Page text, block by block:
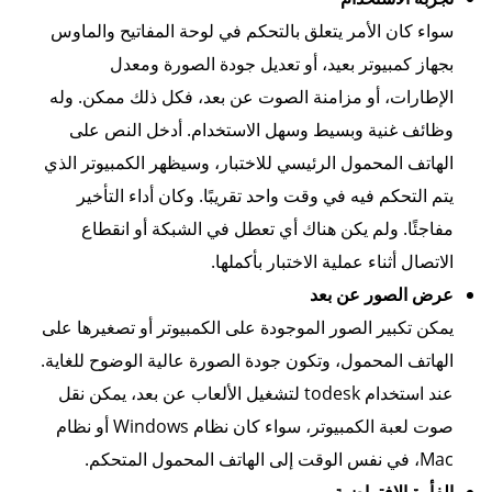
سواء كان الأمر يتعلق بالتحكم في لوحة المفاتيح والماوس
بجهاز كمبيوتر بعيد، أو تعديل جودة الصورة ومعدل
الإطارات، أو مزامنة الصوت عن بعد، فكل ذلك ممكن. وله
وظائف غنية وبسيط وسهل الاستخدام. أدخل النص على
الهاتف المحمول الرئيسي للاختبار، وسيظهر الكمبيوتر الذي
يتم التحكم فيه في وقت واحد تقريبًا. وكان أداء التأخير
مفاجئًا. ولم يكن هناك أي تعطل في الشبكة أو انقطاع
الاتصال أثناء عملية الاختبار بأكملها.
عرض الصور عن بعد
يمكن تكبير الصور الموجودة على الكمبيوتر أو تصغيرها على
الهاتف المحمول، وتكون جودة الصورة عالية الوضوح للغاية.
عند استخدام todesk لتشغيل الألعاب عن بعد، يمكن نقل
صوت لعبة الكمبيوتر، سواء كان نظام Windows أو نظام
Mac، في نفس الوقت إلى الهاتف المحمول المتحكم.